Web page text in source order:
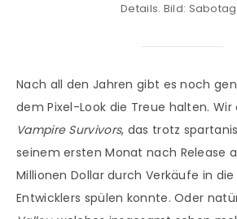
Details. Bild:
Nach all den Jahren gibt es noch
dem Pixel-Look die Treue halten. Wir
Vampire Survivors, das trotz
seinem ersten Monat nach Release
Millionen Dollar durch Verkäufe in die
Entwicklers spülen konnte. Oder